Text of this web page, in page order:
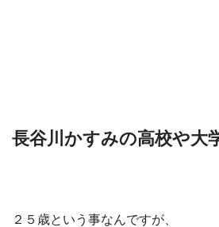
長谷川かすみの高校や大
２５歳という事なんですが、